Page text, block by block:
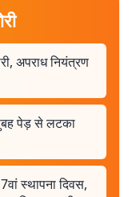
अपराध नियंत्रण
पेड़ से लटका
स्थापना दिवस,